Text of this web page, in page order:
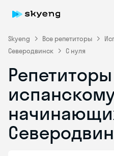
Skyeng Все репетиторы
Северодвинск
С нуля
Skyeng Chat
online